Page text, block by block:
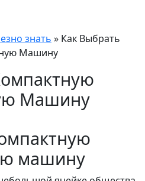
знать » Как Выбрать
Машину
Машину
машину